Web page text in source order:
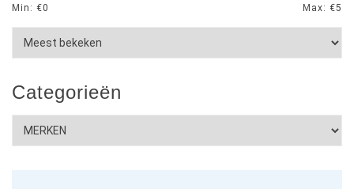
Min: €0 Max: €5
Categorieën